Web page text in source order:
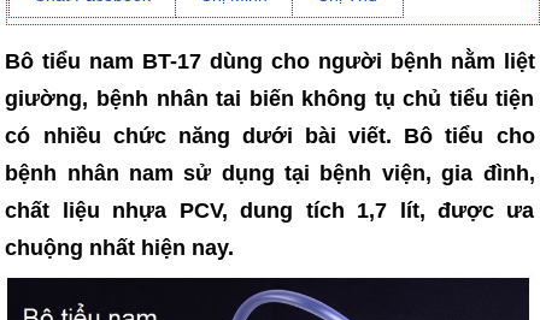
Bô tiểu nam BT-17 dùng cho người bệnh nằm liệt
giường, bệnh nhân tai biến không tụ chủ tiểu tiện
có nhiều chức năng dưới bài viết. Bô tiểu cho
bệnh nhân nam sử dụng tại bệnh viện, gia đình,
chất liệu nhựa PCV, dung tích 1,7 lít, được ưa
chuộng nhất hiện nay.